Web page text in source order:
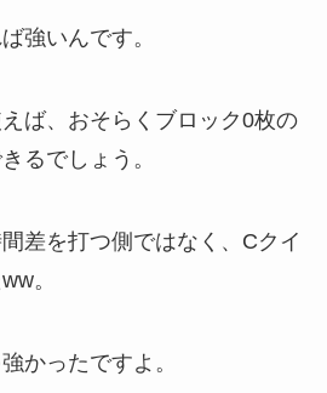
強いんです。
ば、おそらくブロック0枚の
るでしょう。
差を打つ側ではなく、Cクイ
。
かったですよ。